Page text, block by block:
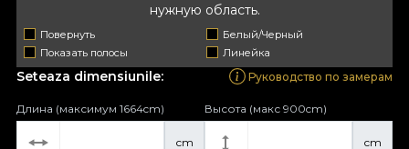
нужную область.
Повернуть
Белый/Черный
Показать полосы
Линейка
Seteaza dimensiunile: Руководство по замерам
cm
Длина (максимум 1664cm)
cm
Высота (макс 900cm)